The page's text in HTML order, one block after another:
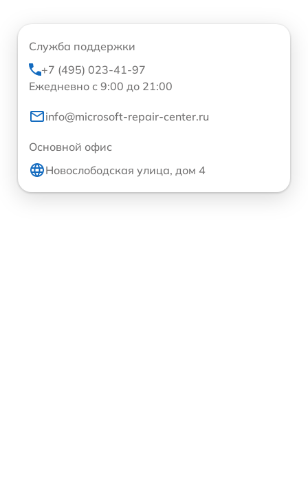
Служба поддержки
+7 (495) 023-41-97
Ежедневно с 9:00 до 21:00
info@microsoft-repair-center.ru
Основной офис
Новослободская улица, дом 4